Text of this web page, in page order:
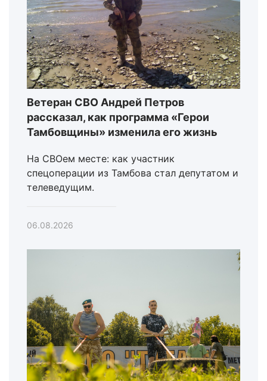
Ветеран СВО Андрей Петров
рассказал, как программа «Герои
Тамбовщины» изменила его жизнь
На СВОем месте: как участник
спецоперации из Тамбова стал депутатом и
телеведущим.
06.08.2026